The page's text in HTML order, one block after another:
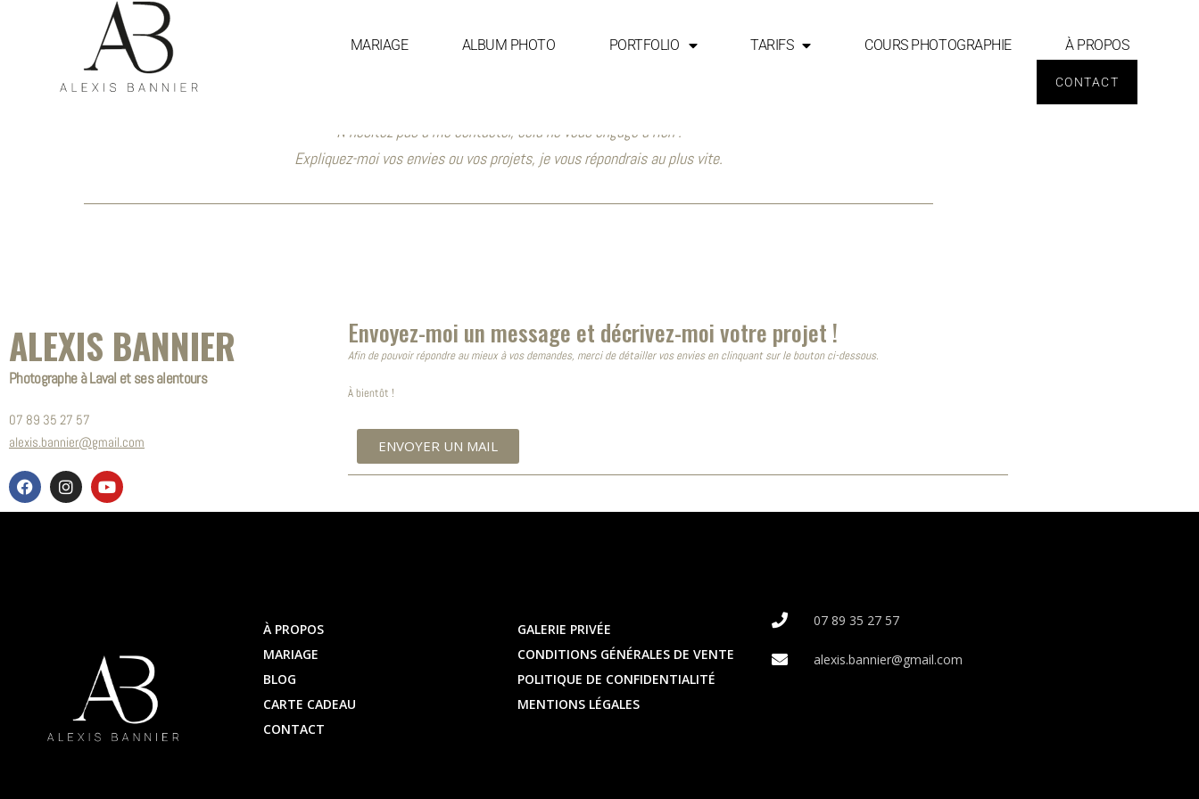
MARIAGE ALBUM PHOTO PORTFOLIO TARIFS COURS PHOTOGRAPHIE À PROPOS
CONTACT
N’hésitez pas à me contacter, cela ne vous engage à rien !
Expliquez-moi vos envies ou vos projets, je vous répondrais au plus vite.
ALEXIS BANNIER
Photographe à Laval et ses alentours
07 89 35 27 57
alexis.bannier@gmail.com
Envoyez-moi un message et décrivez-moi votre projet !
Afin de pouvoir répondre au mieux à vos demandes, merci de détailler vos envies en clinquant sur le bouton ci-dessous.
À bientôt !
ENVOYER UN MAIL
À PROPOS
MARIAGE
BLOG
CARTE CADEAU
CONTACT
GALERIE PRIVÉE
CONDITIONS GÉNÉRALES DE VENTE
POLITIQUE DE CONFIDENTIALITÉ
MENTIONS LÉGALES
07 89 35 27 57
alexis.bannier@gmail.com